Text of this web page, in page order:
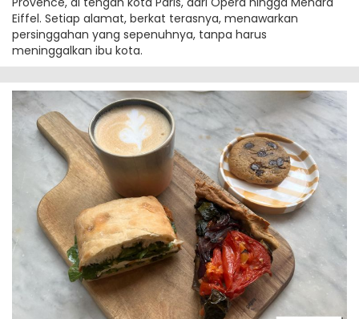
Eiffel. Setiap alamat, berkat terasnya, menawarkan
persinggahan yang sepenuhnya, tanpa harus
meninggalkan ibu kota.